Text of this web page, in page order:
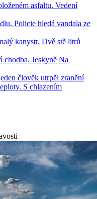
asfaltu. Vedení
Policie hledá vandala ze
kanystr. Dvě stě litrů
Jeskyně Na
člověk utrpěl zranění
S chlazením